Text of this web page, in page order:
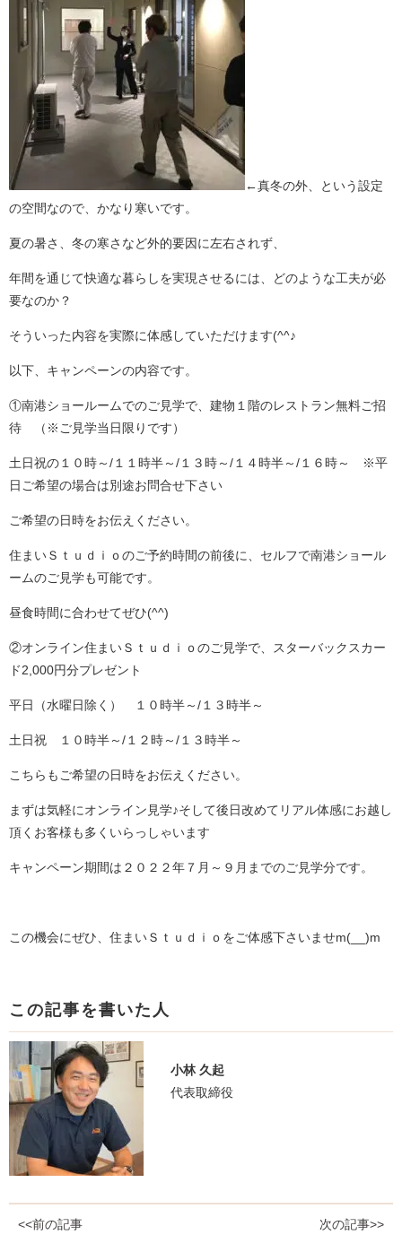
←真冬の外、という設定
の空間なので、かなり寒いです。
夏の暑さ、冬の寒さなど外的要因に左右されず、
年間を通じて快適な暮らしを実現させるには、どのような工夫が必
要なのか？
そういった内容を実際に体感していただけます(^^♪
以下、キャンペーンの内容です。
①南港ショールームでのご見学で、建物１階のレストラン無料ご招
待 （※ご見学当日限りです）
土日祝の１０時～/１１時半～/１３時～/１４時半～/１６時～ ※平
日ご希望の場合は別途お問合せ下さい
ご希望の日時をお伝えください。
住まいＳｔｕｄｉｏのご予約時間の前後に、セルフで南港ショール
ームのご見学も可能です。
昼食時間に合わせてぜひ(^^)
②オンライン住まいＳｔｕｄｉｏのご見学で、スターバックスカー
ド2,000円分プレゼント
平日（水曜日除く） １０時半～/１３時半～
土日祝 １０時半～/１２時～/１３時半～
こちらもご希望の日時をお伝えください。
まずは気軽にオンライン見学♪そして後日改めてリアル体感にお越し
頂くお客様も多くいらっしゃいます
キャンペーン期間は２０２２年７月～９月までのご見学分です。
この機会にぜひ、住まいＳｔｕｄｉｏをご体感下さいませm(__)m
この記事を書いた人
小林 久起
代表取締役
<<前の記事 次の記事>>